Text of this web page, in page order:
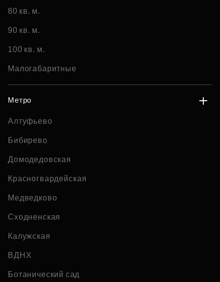
80 кв. м.
90 кв. м.
100 кв. м.
Малогабаритные
Метро
Алтуфьево
Бибирево
Домодедовская
Красногвардейская
Медведково
Сходненская
Калужская
ВДНХ
Ботанический сад